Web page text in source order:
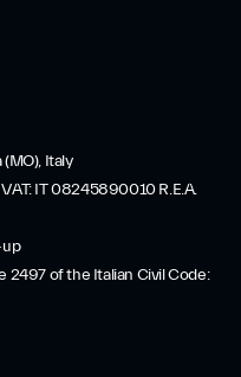
Italy
IT 08245890010 R.E.A.
of the Italian Civil Code: